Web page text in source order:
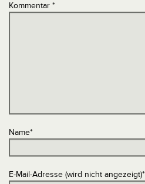
Kommentar *
Name*
E-Mail-Adresse (wird nicht angezeigt)*